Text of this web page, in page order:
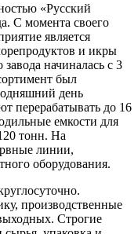
«Русский
С момента своего
является
и икры
начиналась с 3
был
день
перерабатывать до 16
емкости для
тонн. На
линии,
оборудования.
производственные
Строгие